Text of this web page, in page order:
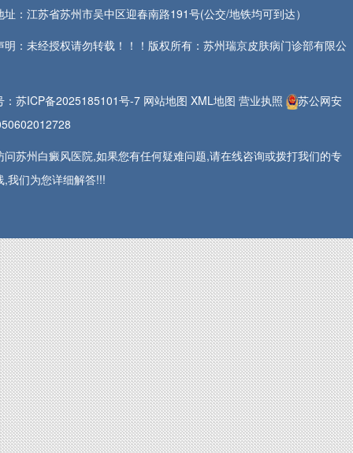
址：江苏省苏州市吴中区迎春南路191号(公交/地铁均可到达）
明：未经授权请勿转载！！！版权所有：苏州瑞京皮肤病门诊部有限公
：苏ICP备2025185101号-7 网站地图 XML地图 营业执照
苏公网安
问苏州白癜风医院,如果您有任何疑难问题,请在线咨询或拨打我们的专
,我们为您详细解答!!!